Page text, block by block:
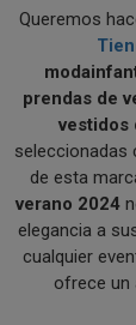
Queremos
prendas de
vestidos
seleccionadas
de esta
verano 2024
elegancia a
cualquier
ofrece un